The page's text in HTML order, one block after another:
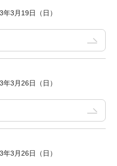
3月19日（日）
3月26日（日）
3月26日（日）